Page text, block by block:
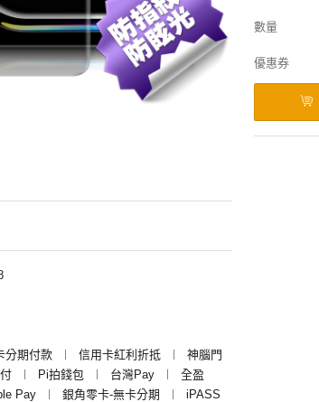
分期付款 ︱ 信用卡紅利折抵 ︱
神腦門
︱ Pi拍錢包 ︱ 台灣Pay ︱
全盈
Pay ︱ 銀角零卡-無卡分期 ︱
iPASS
數量
優惠券